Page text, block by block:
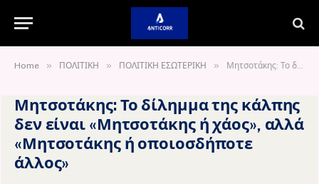
Home » ΠΟΛΙΤΙΚΗ » ΠΟΛΙΤΙΚΗ ΕΣΩΤΕΡΙΚΗ » Μητσοτάκης: Το δίλημμα της κάλπης δεν είναι «Μητσοτάκης ή χάος», αλλά «Μητσοτάκης ή οποιοσδήποτε άλλος»
Μητσοτάκης: Το δίλημμα της κάλπης
δεν είναι «Μητσοτάκης ή χάος», αλλά
«Μητσοτάκης ή οποιοσδήποτε
άλλος»